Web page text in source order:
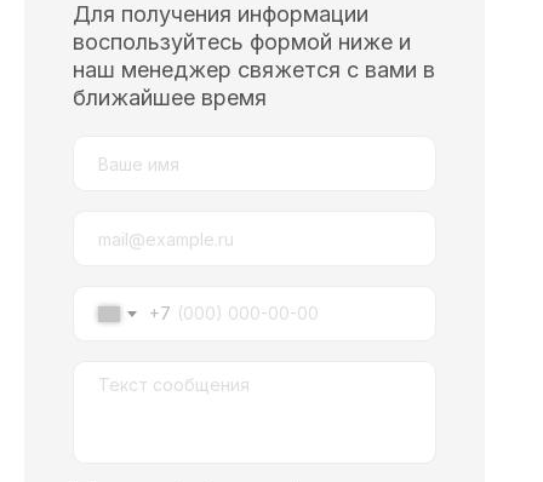
Для получения информации
воспользуйтесь формой ниже и
наш менеджер свяжется с вами в
ближайшее время
+7